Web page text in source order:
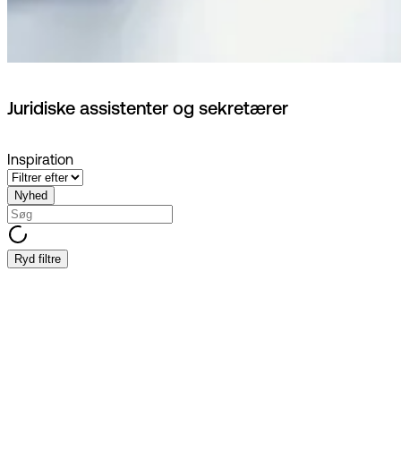
Juridiske assistenter og sekretærer
Inspiration
Nyhed
Ryd filtre